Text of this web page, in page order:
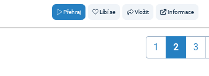
Přehraj Líbí se Vložit Informace
1 2 3